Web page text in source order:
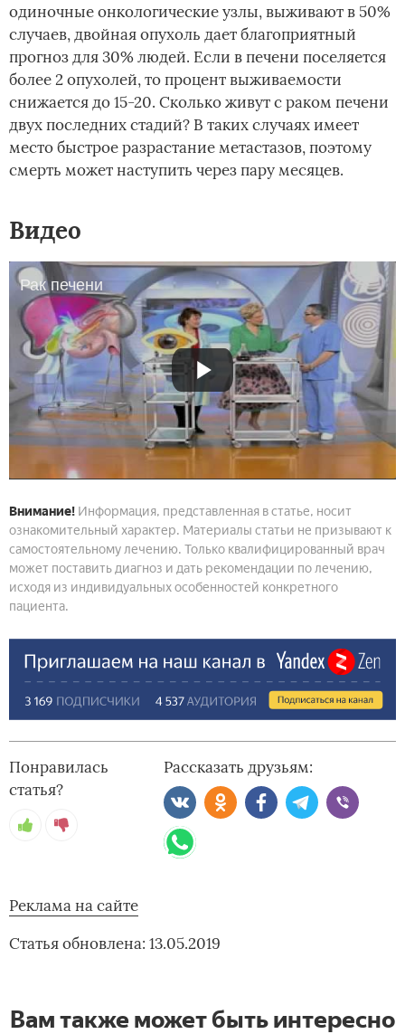
одиночные онкологические узлы, выживают в 50%
случаев, двойная опухоль дает благоприятный
прогноз для 30% людей. Если в печени поселяется
более 2 опухолей, то процент выживаемости
снижается до 15-20. Сколько живут с раком печени
двух последних стадий? В таких случаях имеет
место быстрое разрастание метастазов, поэтому
смерть может наступить через пару месяцев.
Видео
Рак печени
Внимание! Информация, представленная в статье, носит
ознакомительный характер. Материалы статьи не призывают к
самостоятельному лечению. Только квалифицированный врач
может поставить диагноз и дать рекомендации по лечению,
исходя из индивидуальных особенностей конкретного
пациента.
Понравилась
статья?
Рассказать друзьям:
Реклама на сайте
Статья обновлена: 13.05.2019
Вам также может быть интересно